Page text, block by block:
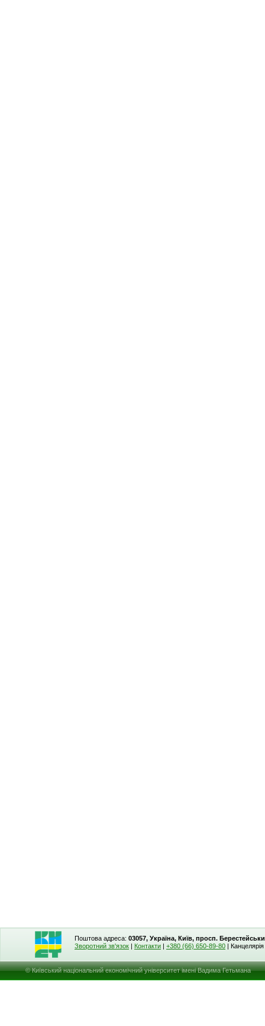
Поштова адреса: 03057, Україна, Київ, просп.
Зворотний зв'язок | Контакти | +380 (66) 650-89-80 | Канцелярія
© Київський національний економічний університет імені Вадима Гетьмана